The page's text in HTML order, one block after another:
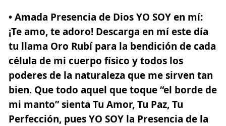
• Amada Presencia de Dios YO SOY en mí:
¡Te amo, te adoro! Descarga en mí este día
tu llama Oro Rubí para la bendición de cada
célula de mi cuerpo físico y todos los
poderes de la naturaleza que me sirven tan
bien. Que todo aquel que toque “el borde de
mi manto” sienta Tu Amor, Tu Paz, Tu
Perfección, puesYO SOY la Presencia de la